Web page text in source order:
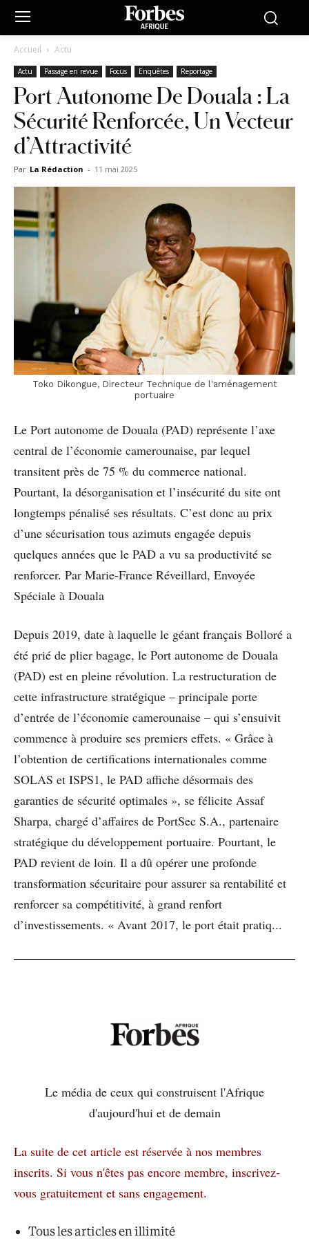
Accueil Actu
Actu Passage en revue Focus Enquêtes Reportage
Port Autonome De Douala : La
Sécurité Renforcée, Un Vecteur
d’Attractivité
Par La Rédaction - 11 mai 2025
Toko Dikongue, Directeur Technique de l'aménagement
portuaire
Le Port autonome de Douala (PAD) représente l’axe
central de l’économie camerounaise, par lequel
transitent près de 75 % du commerce national.
Pourtant, la désorganisation et l’insécurité du site ont
longtemps pénalisé ses résultats. C’est donc au prix
d’une sécurisation tous azimuts engagée depuis
quelques années que le PAD a vu sa productivité se
renforcer. Par Marie-France Réveillard, Envoyée
Spéciale à Douala
Depuis 2019, date à laquelle le géant français Bolloré a
été prié de plier bagage, le Port autonome de Douala
(PAD) est en pleine révolution. La restructuration de
cette infrastructure stratégique – principale porte
d’entrée de l’économie camerounaise – qui s’ensuivit
commence à produire ses premiers effets. « Grâce à
l’obtention de certifications internationales comme
SOLAS et ISPS1, le PAD affiche désormais des
garanties de sécurité optimales », se félicite Assaf
Sharpa, chargé d’affaires de PortSec S.A., partenaire
stratégique du développement portuaire. Pourtant, le
PAD revient de loin. Il a dû opérer une profonde
transformation sécuritaire pour assurer sa rentabilité et
renforcer sa compétitivité, à grand renfort
d’investissements. « Avant 2017, le port était pratiq...
Le média de ceux qui construisent l'Afrique
d'aujourd'hui et de demain
La suite de cet article est réservée à nos membres
inscrits. Si vous n'êtes pas encore membre, inscrivez-
vous gratuitement et sans engagement.
Tous les articles en illimité